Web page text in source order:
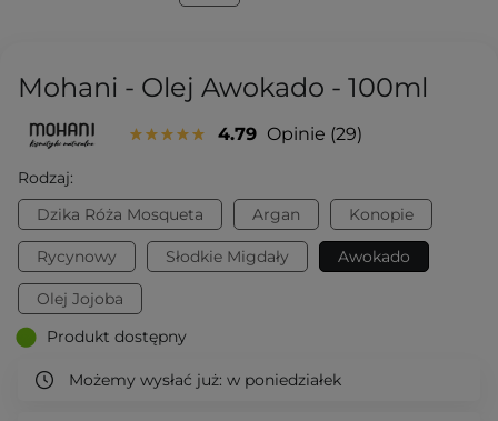
Mohani - Olej Awokado - 100ml
4.79 Opinie 29
Rodzaj:
Dzika Róża Mosqueta
Argan Konopie
Rycynowy Słodkie Migdały Awokado
Olej Jojoba
Produkt dostępny
Możemy wysłać już: w poniedziałek